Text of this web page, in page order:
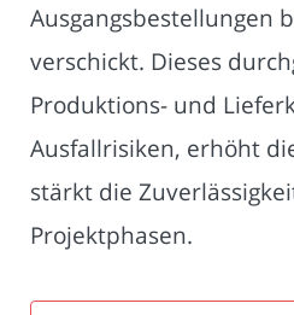
Ausgangsbestellungen
verschickt. Dieses
Produktions- und
Ausfallrisiken, erhöht
stärkt die
Projektphasen.